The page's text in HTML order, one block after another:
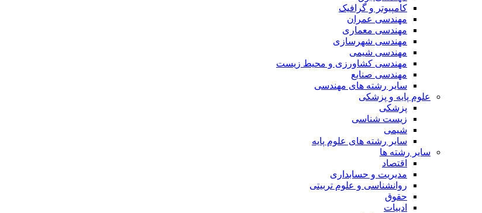
کامپیوتر و گرافیک
مهندسی عمران
مهندسی معماری
مهندسی شهرسازی
مهندسی شیمی
مهندسی کشاورزی و محیط زیست
مهندسی صنایع
سایر رشته های مهندسی
علوم پایه و پزشکی
پزشکی
زیست شناسی
شیمی
سایر رشته های علوم پایه
سایر رشته ها
اقتصاد
مدیریت و حسابداری
روانشناسی و علوم تربیتی
حقوق
ادبیات